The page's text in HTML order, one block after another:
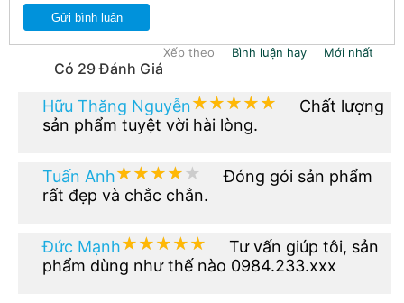
Gửi bình luận
Có 29 Đánh Giá
Xếp theo Bình luận hay Mới nhất
Hữu Thăng Nguyễn★★★★★
★★★★★
Chất lượng
sản phẩm tuyệt vời hài lòng.
Tuấn Anh★★★★★
★★★★★
Đóng gói sản phẩm
rất đẹp và chắc chắn.
Đức Mạnh★★★★★
★★★★★
Tư vấn giúp tôi, sản
phẩm dùng như thế nào 0984.233.xxx